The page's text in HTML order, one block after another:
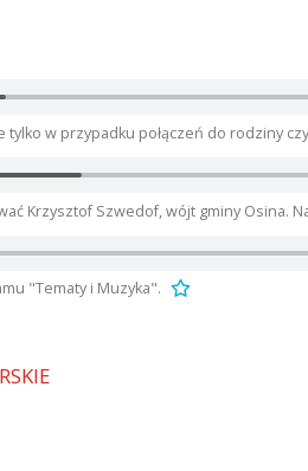
w przypadku połączeń do rodziny
Krzysztof Szwedof, wójt gminy Osina.
"Tematy i Muzyka".